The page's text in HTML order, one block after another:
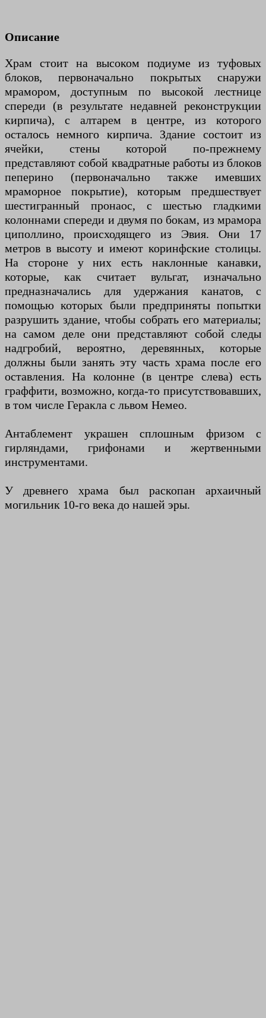
Описание
Храм стоит на высоком подиуме из туфовых
блоков, первоначально покрытых снаружи
мрамором, доступным по высокой лестнице
спереди (в результате недавней реконструкции
кирпича), с алтарем в центре, из которого
осталось немного кирпича. Здание состоит из
ячейки, стены которой по-прежнему
представляют собой квадратные работы из блоков
пеперино (первоначально также имевших
мраморное покрытие), которым предшествует
шестигранный пронаос, с шестью гладкими
колоннами спереди и двумя по бокам, из мрамора
циполлино, происходящего из Эвия. Они 17
метров в высоту и имеют коринфские столицы.
На стороне у них есть наклонные канавки,
которые, как считает вульгат, изначально
предназначались для удержания канатов, с
помощью которых были предприняты попытки
разрушить здание, чтобы собрать его материалы;
на самом деле они представляют собой следы
надгробий, вероятно, деревянных, которые
должны были занять эту часть храма после его
оставления. На колонне (в центре слева) есть
граффити, возможно, когда-то присутствовавших,
в том числе Геракла с львом Немео.
Антаблемент украшен сплошным фризом с
гирляндами, грифонами и жертвенными
инструментами.
У древнего храма был раскопан архаичный
могильник 10-го века до нашей эры.